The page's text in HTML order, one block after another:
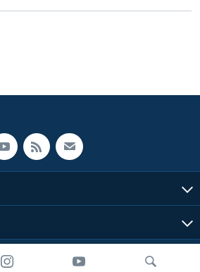
© 2026 VOA, Inc. Сите права задржани.